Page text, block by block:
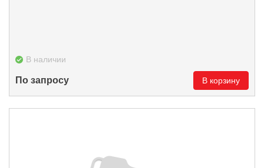
В наличии
По запросу В корзину